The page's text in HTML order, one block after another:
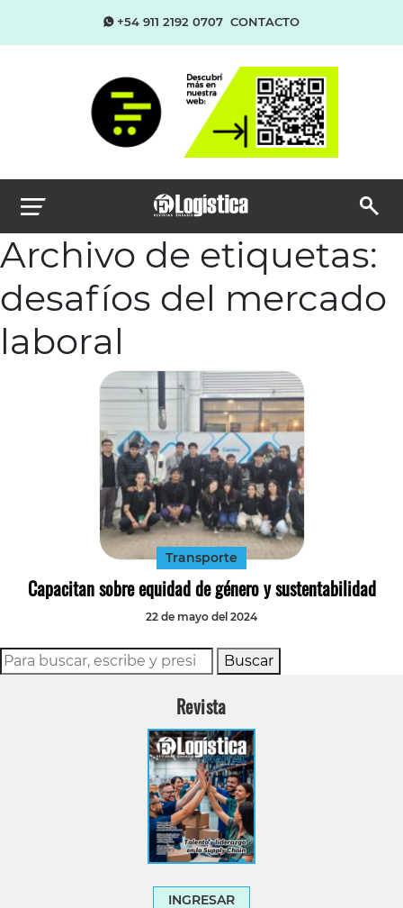
+54 911 2192 0707 CONTACTO
Archivo de etiquetas:
desafíos del mercado
laboral
Transporte
Capacitan sobre equidad de género y sustentabilidad
22 de mayo del 2024
Buscar
Revista
INGRESAR